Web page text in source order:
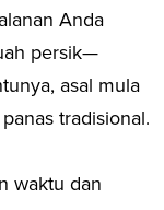
Anda
persik—
asal mula
tradisional.
waktu dan